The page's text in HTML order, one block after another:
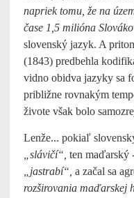
napriek tomu, že na
čase 1,5 milióna
slovenský jazyk. A
(1843) predbehla
vidno obidva jazyky sa
približne rovnakým
živote však bolo
Lenže... pokiaľ
„slávičí“, ten maďarský
„jastrabí“, a začal sa
rozširovania maďarskej